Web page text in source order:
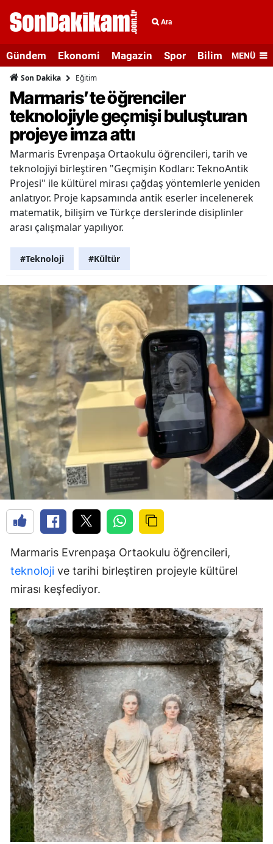
Ara
Gündem Ekonomi Magazin Spor Bilim veMENÜ
Son Dakika Eğitim
Marmaris’te öğrenciler
teknolojiyle geçmişi buluşturan
projeye imza attı
Marmaris Evrenpaşa Ortaokulu öğrencileri, tarih ve
teknolojiyi birleştiren "Geçmişin Kodları: TeknoAntik
Projesi" ile kültürel mirası çağdaş yöntemlerle yeniden
anlatıyor. Proje kapsamında antik eserler incelenerek
matematik, bilişim ve Türkçe derslerinde disiplinler
arası çalışmalar yapılıyor.
#Teknoloji #Kültür
Marmaris Evrenpaşa Ortaokulu öğrencileri,
teknoloji ve tarihi birleştiren projeyle kültürel
mirası keşfediyor.